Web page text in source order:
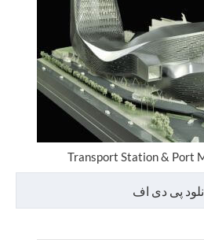
Transport Station & Port
پی دی اف